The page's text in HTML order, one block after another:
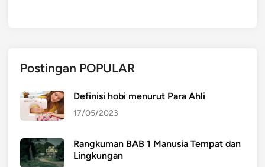
Postingan POPULAR
Definisi hobi menurut Para Ahli
17/05/2023
Rangkuman BAB 1 Manusia Tempat dan
Lingkungan